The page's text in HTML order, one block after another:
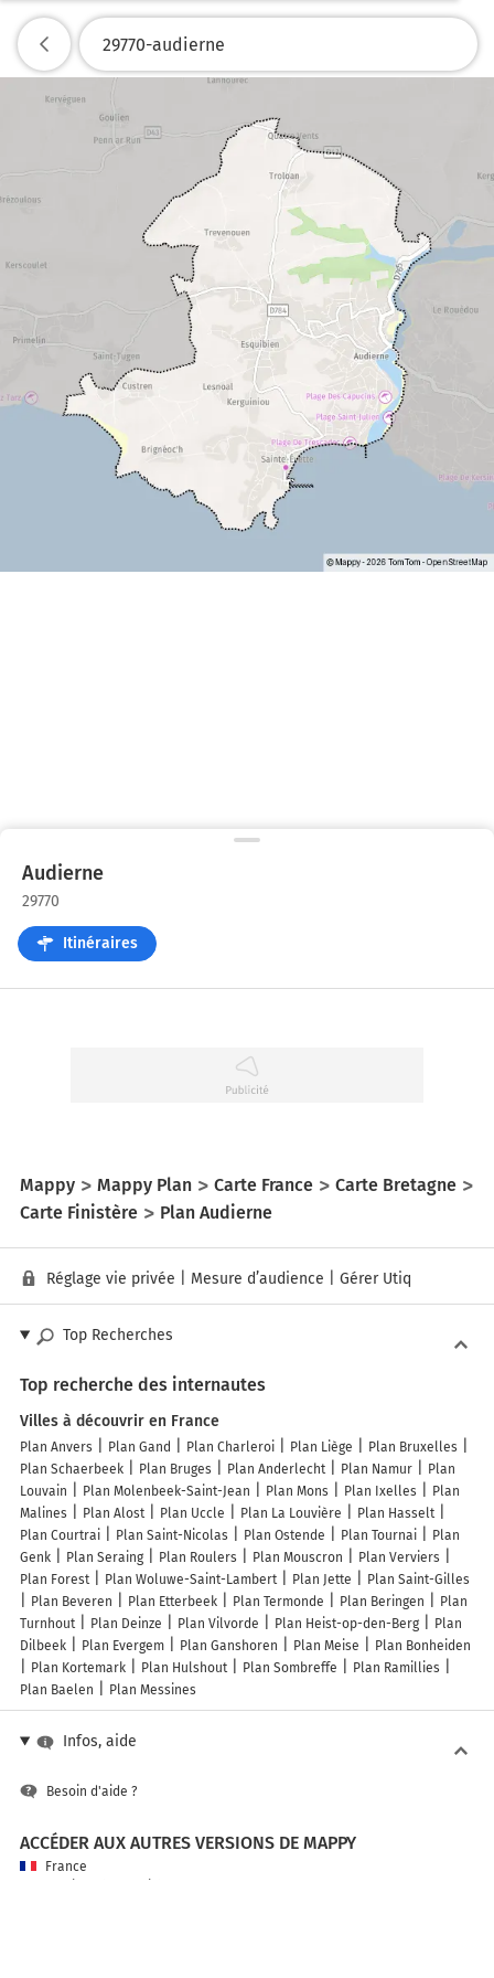
Audierne
29770
Itinéraires
Mappy Mappy Plan Carte France
Carte Bretagne
Carte Finistère
Plan Audierne
Réglage vie privée Mesure d’audience Gérer Utiq
Top Recherches
Top recherche des internautes
Villes à découvrir en France
Plan Anvers Plan Gand Plan Charleroi Plan Liège
Plan Bruxelles
Plan Schaerbeek
Plan Bruges Plan Anderlecht Plan Namur
Plan
Louvain
Plan Molenbeek-Saint-Jean Plan Mons Plan Ixelles
Plan
Malines
Plan Alost Plan Uccle Plan La Louvière
Plan Hasselt
Plan Courtrai
Plan Saint-Nicolas Plan Ostende Plan Tournai
Plan
Genk
Plan Seraing Plan Roulers Plan Mouscron
Plan Verviers
Plan Forest
Plan Woluwe-Saint-Lambert Plan Jette
Plan Saint-Gilles
Plan Beveren
Plan Etterbeek Plan Termonde Plan Beringen
Plan
Turnhout
Plan Deinze Plan Vilvorde Plan Heist-op-den-Berg
Plan
Dilbeek
Plan Evergem Plan Ganshoren Plan Meise
Plan Bonheiden
Plan Kortemark
Plan Hulshout Plan Sombreffe
Plan Ramillies
Plan Baelen
Plan Messines
Infos, aide
Besoin d'aide ?
ACCÉDER AUX AUTRES VERSIONS DE MAPPY
France